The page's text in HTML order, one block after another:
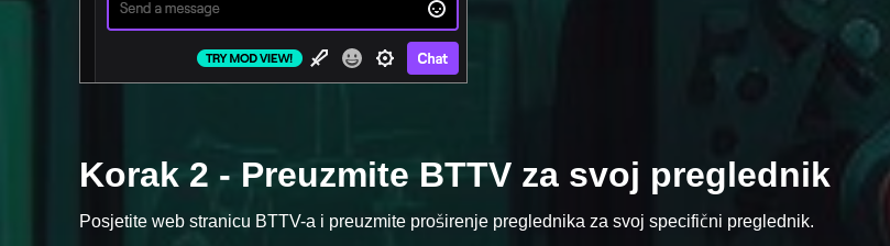
Korak 2 - Preuzmite BTTV za svoj preglednik
Posjetite web stranicu BTTV-a i preuzmite proširenje preglednika za svoj specifični preglednik.